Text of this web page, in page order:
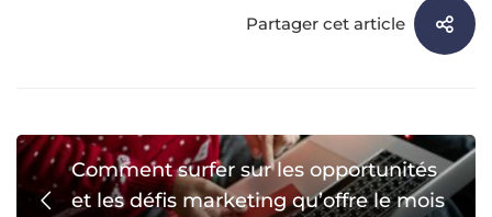
Partager cet article
Comment surfer sur les opportunités
et les défis marketing qu’offre le mois